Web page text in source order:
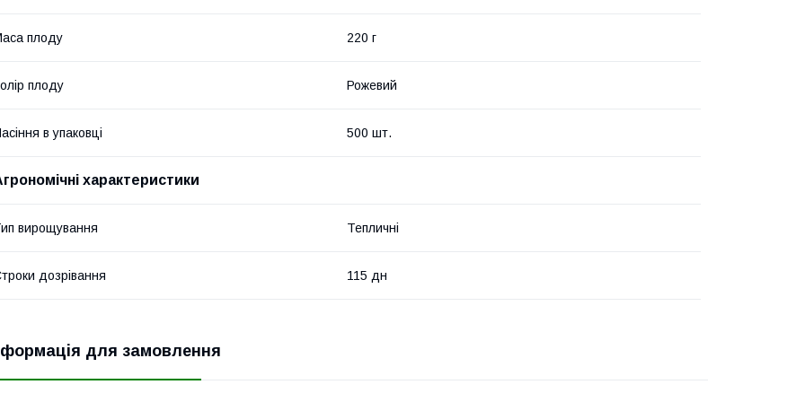
плоду 220 г
плоду Рожевий
в упаковці 500 шт.
характеристики
вирощування Тепличні
дозрівання 115 дн
для замовлення